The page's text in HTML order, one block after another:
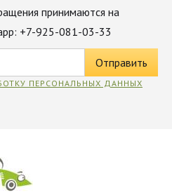
принимаются на
+7-925-081-03-33
ПЕРСОНАЛЬНЫХ ДАННЫХ